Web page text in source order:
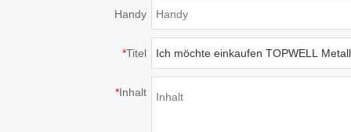
Handy
*Titel
*Inhalt